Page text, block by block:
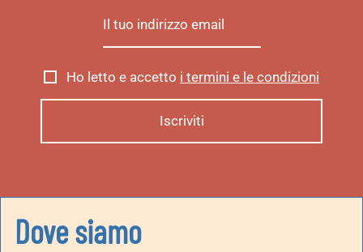
Ho letto e accetto i termini e le condizioni
Dove siamo